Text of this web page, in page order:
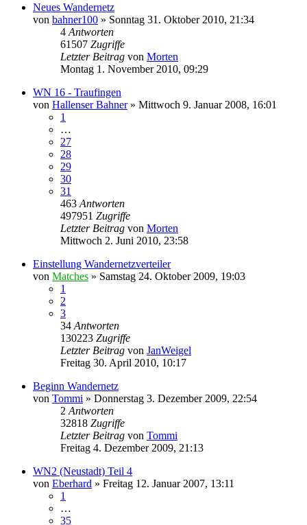
Neues Wandernetz
von bahner100 » Sonntag 31. Oktober 2010, 21:34
4 Antworten
61507 Zugriffe
Letzter Beitrag von Morten
Montag 1. November 2010, 09:29
WN 16 - Traufingen
von Hallenser Bahner» Mittwoch 9. Januar 2008, 16:01
1
…
27
28
29
30
31
463 Antworten
497951 Zugriffe
Letzter Beitrag von Morten
Mittwoch 2. Juni 2010, 23:58
Einstellung Wandernetzverteiler
von Matches » Samstag 24. Oktober 2009, 19:03
1
2
3
34 Antworten
130223 Zugriffe
Letzter Beitrag von JanWeigel
Freitag 30. April 2010, 10:17
Beginn Wandernetz
von Tommi » Donnerstag 3. Dezember 2009, 22:54
2 Antworten
32818 Zugriffe
Letzter Beitrag von Tommi
Freitag 4. Dezember 2009, 21:13
WN2 (Neustadt) Teil 4
von Eberhard » Freitag 12. Januar 2007, 13:11
1
…
35